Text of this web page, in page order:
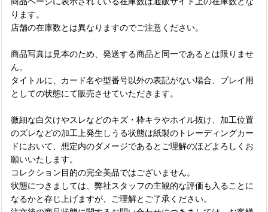
ります。
店舗の在庫数とは異なりますのでご注意ください。
商品写真は見本のため、発送する商品と同一であるとは限りませ
ん。
タイトルに、カード名や型番号以外の表記がない場合、プレイ用
としての状態にて販売させていただきます。
微細な白欠けやスレなどのキズ・枠キラやホイル抜け、加工位置
のズレなどの加工上発生しうる状態は紙製のトレーディングカー
ドにおいて、想定内のダメージであるとご理解のほどよろしくお
願いいたします。
コレクション目的の完全美品ではございません。
状態につきましては、弊社スタッフの主観的な評価も入ることに
なるかと存じ上げますが、ご理解とご了承ください。